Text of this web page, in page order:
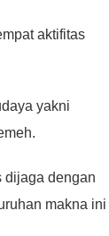
aktifitas
yakni
dijaga dengan
makna ini